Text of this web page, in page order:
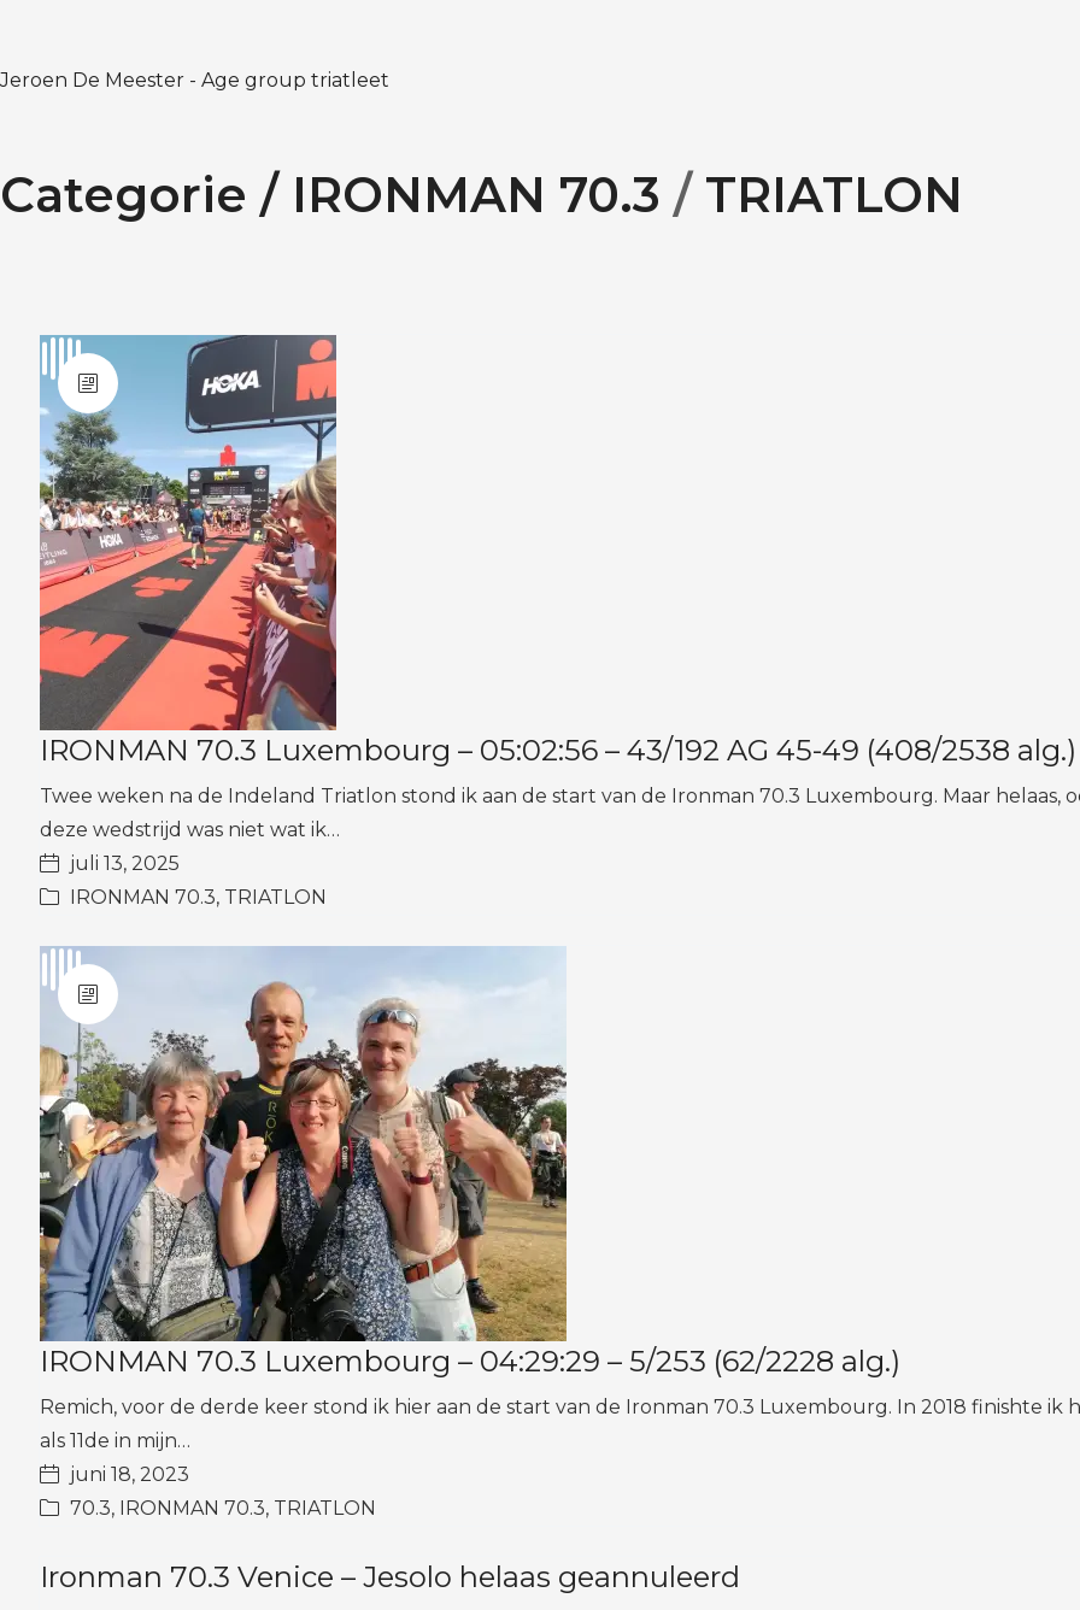
Jeroen De Meester - Age group triatleet
Categorie / IRONMAN 70.3 / TRIATLON
IRONMAN 70.3 Luxembourg – 05:02:56 – 43/192 AG 45-49 (408/2538 alg.)
Twee weken na de Indeland Triatlon stond ik aan de start van de Ironman 70.3 Luxembourg. Maar helaas,
deze wedstrijd was niet wat ik…
juli 13, 2025
IRONMAN 70.3, TRIATLON
IRONMAN 70.3 Luxembourg – 04:29:29 – 5/253 (62/2228 alg.)
Remich, voor de derde keer stond ik hier aan de start van de Ironman 70.3 Luxembourg. In 2018 finishte ik
als 11de in mijn…
juni 18, 2023
70.3, IRONMAN 70.3, TRIATLON
Ironman 70.3 Venice – Jesolo helaas geannuleerd